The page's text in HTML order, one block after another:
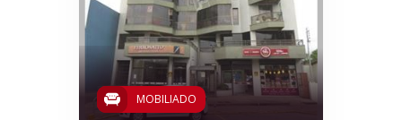
MOBILIADO